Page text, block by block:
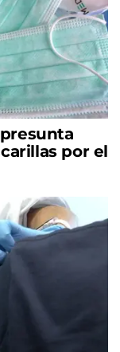
por el